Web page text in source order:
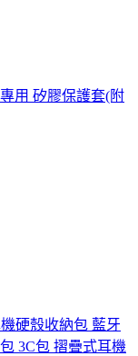
用 矽膠保護套(附
硬殼收納包 藍牙
3C包 摺疊式耳機